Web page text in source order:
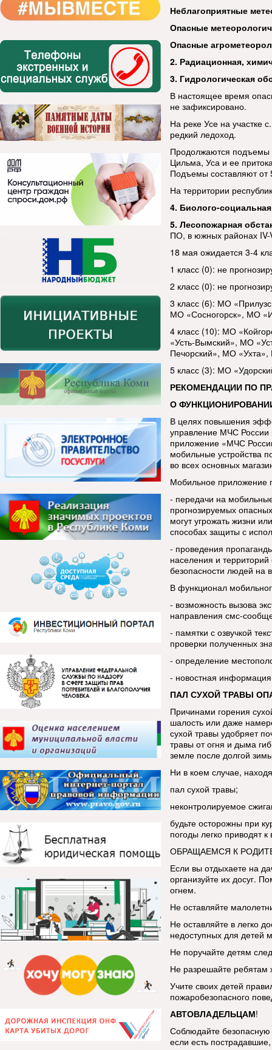
Неблагоприятные
Опасные
Опасные
2. Радиационная,
3. Гидрологическая
В настоящее время
не зафиксировано.
На реке Усе на участке
редкий ледоход.
Продолжаются подъемы
Цильма, Уса и ее
Подъемы составляют от
На территории
4. Биолого-
5. Лесопожарная
ПО, в южных районах IV-
18 мая ожидается 3-4
1 класс (0): не
2 класс (0): не
3 класс (6): МО
МО «Сосногорск», МО
4 класс (10): МО
«Усть-Вымский», МО
Печорский», МО
5 класс (3): МО
РЕКОМЕНДАЦИИ ПО
О
В целях повышения
управление МЧС России
приложение «МЧС
мобильные устройства
во всех основных
Мобильное приложение
- передачи на
прогнозируемых
могут угрожать жизни
способах защиты с
- проведения
населения и
безопасности людей на
В функционал
- возможность вызова
направления смс-
- памятки с озвучкой
проверки полученных
- определение
- новостная
ПАЛ СУХОЙ ТРАВЫ
Причинами горения
шалость или даже
сухой травы удобряет
травы от огня и дыма
земле после долгой
Ни в коем случае,
пал сухой травы;
неконтролируемое
будьте осторожны при
погоды легко приводят
ОБРАЩАЕМСЯ К
Если вы отдыхаете на
организуйте их досуг.
огнем.
Не оставляйте
Не оставляйте в легко
недоступных для детей
Не поручайте детям
Не разрешайте ребятам
Учите своих детей
пожаробезопасного
АВТОВЛАДЕЛЬЦАМ!
Соблюдайте
если есть